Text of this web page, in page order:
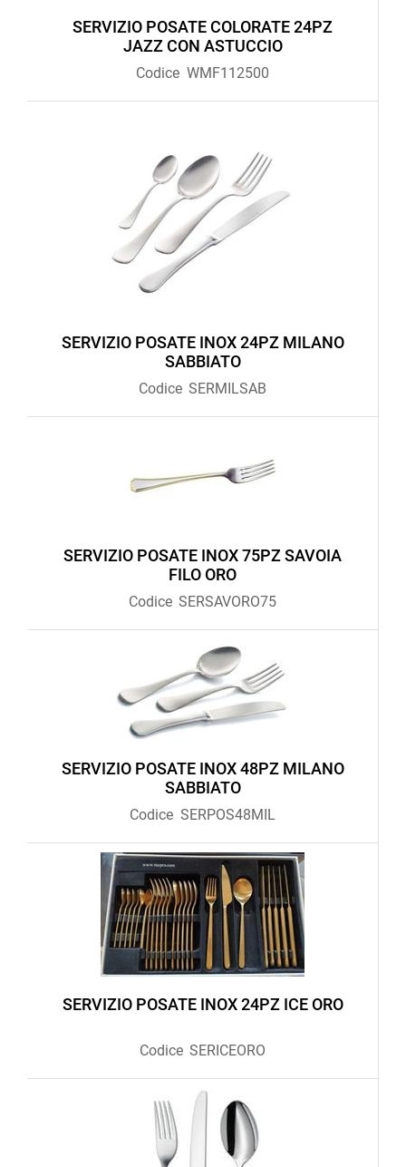
SERVIZIO POSATE COLORATE 24PZ
JAZZ CON ASTUCCIO
Codice WMF112500
SERVIZIO POSATE INOX 24PZ MILANO
SABBIATO
Codice SERMILSAB
SERVIZIO POSATE INOX 75PZ SAVOIA
FILO ORO
Codice SERSAVORO75
SERVIZIO POSATE INOX 48PZ MILANO
SABBIATO
Codice SERPOS48MIL
SERVIZIO POSATE INOX 24PZ ICE ORO
Codice SERICEORO